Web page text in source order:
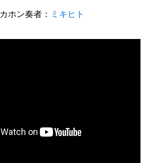
カホン奏者： ミキヒト